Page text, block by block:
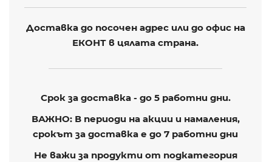
Доставка до посочен адрес или до офис на
ЕКОНТ в цялата страна.
Срок за доставка - до 5 работни дни.
ВАЖНО: В периоди на акции и намаления,
срокът за доставка е до 7 работни дни
Не важи за продукти от подкатегория